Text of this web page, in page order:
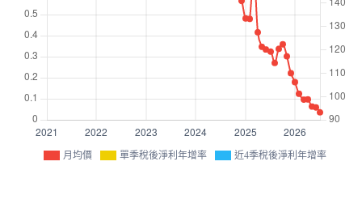
月均價 單季稅後淨利年增率 近4季稅後淨利年增率